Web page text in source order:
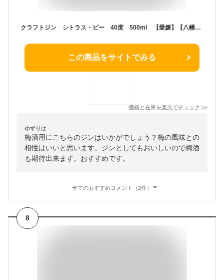
クラフトジン シトラス・ビー 40度 500ml 【愛媛】【八幡浜】【梅美人酒造】
この商品をサイトでみる
価格と在庫を楽天でチェック >>
ゆずりは
梅酒用にこちらのジンはいかがでしょう？梅の風味との
相性はいいと思います。ジンとしてもおいしいので梅酒
も期待出来ます。おすすめです。
全てのおすすめコメント（2件）
8